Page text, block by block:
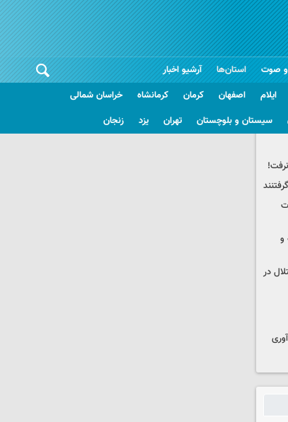
و صوت
استان‌ها
ایلام اصفهان کرمان کرمانشاه
خراسان شمالی
سیستان و بلوچستان تهران یزد زنجان
آرشیو اخبار
و
در